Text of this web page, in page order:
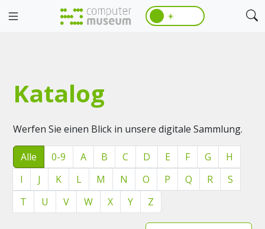
☀️
Katalog
Werfen Sie einen Blick in unsere digitale Sammlung.
Alle 0-9 A B C D E F G
H
I
J K L M N O P Q R
S
T
U V W X Y Z